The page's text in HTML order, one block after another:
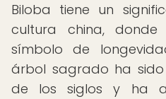
Biloba tiene un
cultura china,
símbolo de
árbol sagrado ha
de los siglos y ha